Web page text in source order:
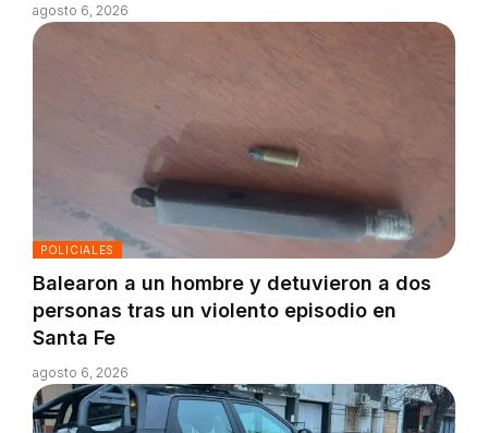
agosto 6, 2026
POLICIALES
Balearon a un hombre y detuvieron a dos
personas tras un violento episodio en
Santa Fe
agosto 6, 2026